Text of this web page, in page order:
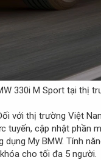
330i M Sport tại thị
với thị trường Việt
tuyến, cập nhật phần
My BMW. Tính
cho tối đa 5 người.